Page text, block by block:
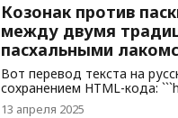
Козонак против
между двумя
пасхальными
Вот перевод текста на
сохранением HTML-кода:
13 апреля 2025